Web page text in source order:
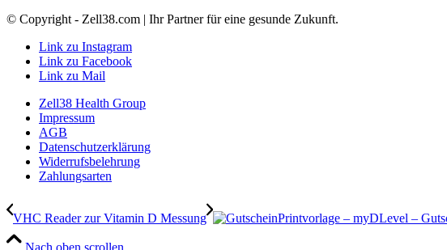
© Copyright - Zell38.com | Ihr Partner für eine gesunde Zukunft.
Link zu Instagram
Link zu Facebook
Link zu Mail
Zell38 Health Group
Impressum
AGB
Datenschutzerklärung
Widerrufsbelehrung
Zahlungsarten
VHC Reader zur Vitamin D Messung Printvorlage – myDLevel –
Nach oben scrollen